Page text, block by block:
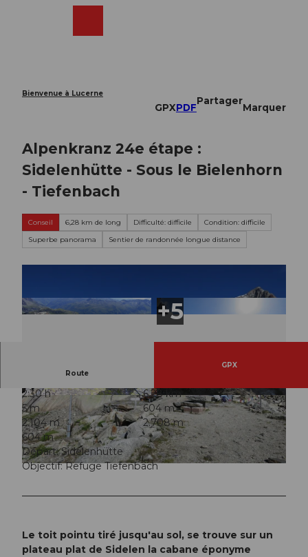
Bienvenue à Lucerne
GPXPDF
Partager
Marquer
Alpenkranz 24e étape :
Sidelenhütte - Sous le Bielenhorn
- Tiefenbach
Conseil 6,28 km de long Difficulté: difficile
Condition: difficile
Superbe panorama
Sentier de randonnée longue distance
© Sanna Laurén/ Markus Fehlmann, Verein Urner Wanderwege |
© Markus Fehlmann, Verein Urner Wanderwege
|CC-BY
© Sanna Laurén, Verein Urner Wanderwege |
CC-BY
Route
GPX
2:30 h
6,28 km
5 m
604 m
2.104 m
2.708 m
604 m
Départ: Sidelenhütte
Objectif: Refuge Tiefenbach
Le toit pointu tiré jusqu'au sol, se trouve sur un
plateau plat de Sidelen la cabane éponyme